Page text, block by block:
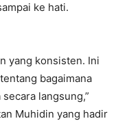
ke hati.
yang konsisten. Ini
bagaimana
langsung,”
Muhidin yang hadir